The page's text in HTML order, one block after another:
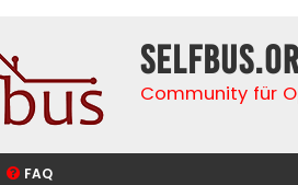
Community für
FAQ